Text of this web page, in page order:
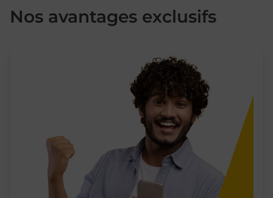
Nos avantages exclusifs